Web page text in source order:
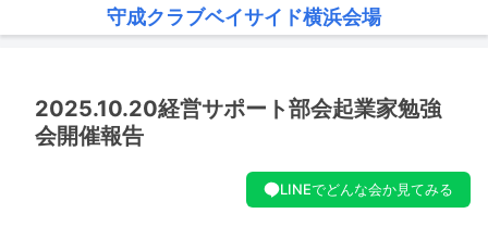
守成クラブベイサイド横浜会場
2025.10.20経営サポート部会起業家勉強
会開催報告
LINEでどんな会か見てみる